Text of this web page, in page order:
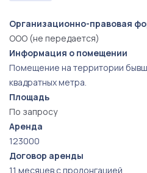
Организационно-правовая
ООО (не передается)
Информация о помещении
Помещение на территории
квадратных метра.
Площадь
По запросу
Аренда
123000
Договор аренды
11 месяцев с пролонгацией